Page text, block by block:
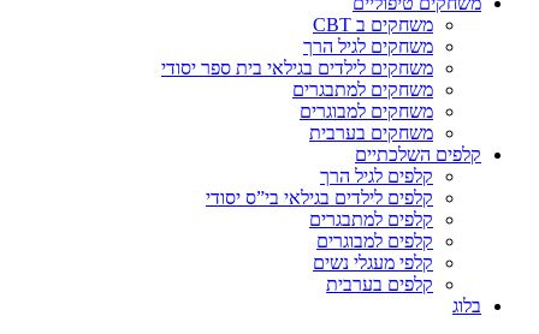
משחקים ב CBT
משחקים לגיל הרך
משחקים לילדים בגילאי בית ספר יסודי
משחקים למתבגרים
משחקים למבוגרים
משחקים בערבית
קלפים השלכתיים
קלפים לגיל הרך
קלפים לילדים בגילאי בי”ס יסודי
קלפים למתבגרים
קלפים למבוגרים
קלפי מעגלי נשים
קלפים בערבית
בלוג